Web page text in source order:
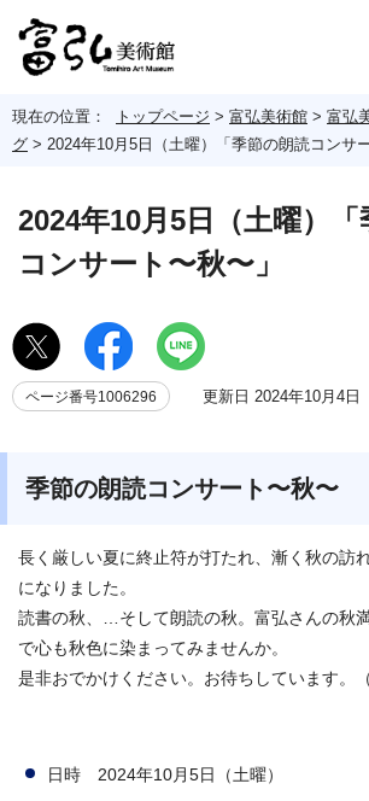
現在の位置： トップページ > 富弘美術館 > 富弘
グ > 2024年10月5日（土曜）「季節の朗読コンサ
2024年10月5日（土曜）
コンサート〜秋〜」
ページ番号1006296 更新日 2024年10月4日
季節の朗読コンサート〜秋〜
長く厳しい夏に終止符が打たれ、漸く秋の訪
になりました。
読書の秋、…そして朗読の秋。富弘さんの秋
で心も秋色に染まってみませんか。
是非おでかけください。お待ちしています。（
日時 2024年10月5日（土曜）